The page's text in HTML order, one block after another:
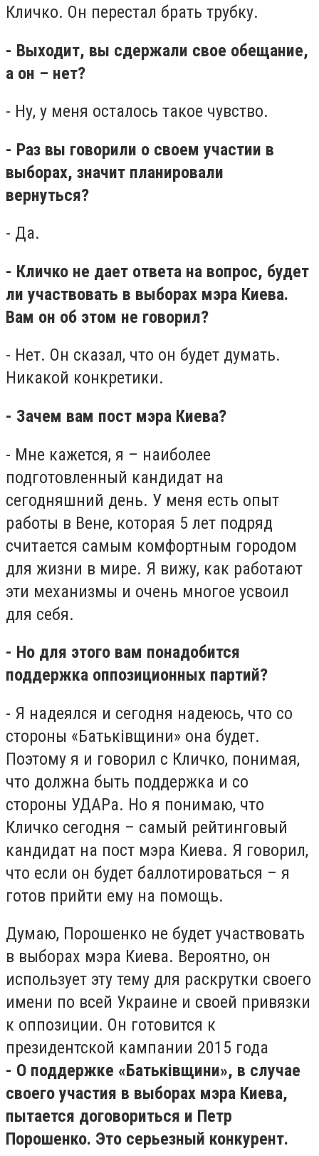
Кличко. Он перестал брать трубку.
- Выходит, вы сдержали свое обещание,
а он – нет?
- Ну, у меня осталось такое чувство.
- Раз вы говорили о своем участии в
выборах, значит планировали
вернуться?
- Да.
- Кличко не дает ответа на вопрос, будет
ли участвовать в выборах мэра Киева.
Вам он об этом не говорил?
- Нет. Он сказал, что он будет думать.
Никакой конкретики.
- Зачем вам пост мэра Киева?
- Мне кажется, я – наиболее
подготовленный кандидат на
сегодняшний день. У меня есть опыт
работы в Вене, которая 5 лет подряд
считается самым комфортным городом
для жизни в мире. Я вижу, как работают
эти механизмы и очень многое усвоил
для себя.
- Но для этого вам понадобится
поддержка оппозиционных партий?
- Я надеялся и сегодня надеюсь, что со
стороны «Батьківщини» она будет.
Поэтому я и говорил с Кличко, понимая,
что должна быть поддержка и со
стороны УДАРа. Но я понимаю, что
Кличко сегодня – самый рейтинговый
кандидат на пост мэра Киева. Я говорил,
что если он будет баллотироваться – я
готов прийти ему на помощь.
Думаю, Порошенко не будет участвовать
в выборах мэра Киева. Вероятно, он
использует эту тему для раскрутки своего
имени по всей Украине и своей привязки
к оппозиции. Он готовится к
президентской кампании 2015 года
- О поддержке «Батьківщини», в случае
своего участия в выборах мэра Киева,
пытается договориться и Петр
Порошенко. Это серьезный конкурент.